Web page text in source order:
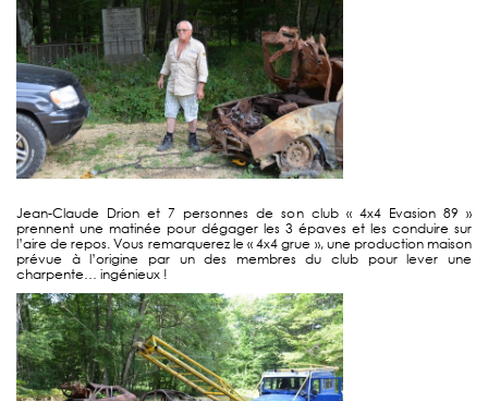
Jean-Claude Drion et 7 personnes de son club « 4x4 Evasion 89 »
prennent une matinée pour dégager les 3 épaves et les conduire sur
l’aire de repos. Vous remarquerez le « 4x4 grue », une production maison
prévue à l’origine par un des membres du club pour lever une
charpente… ingénieux !